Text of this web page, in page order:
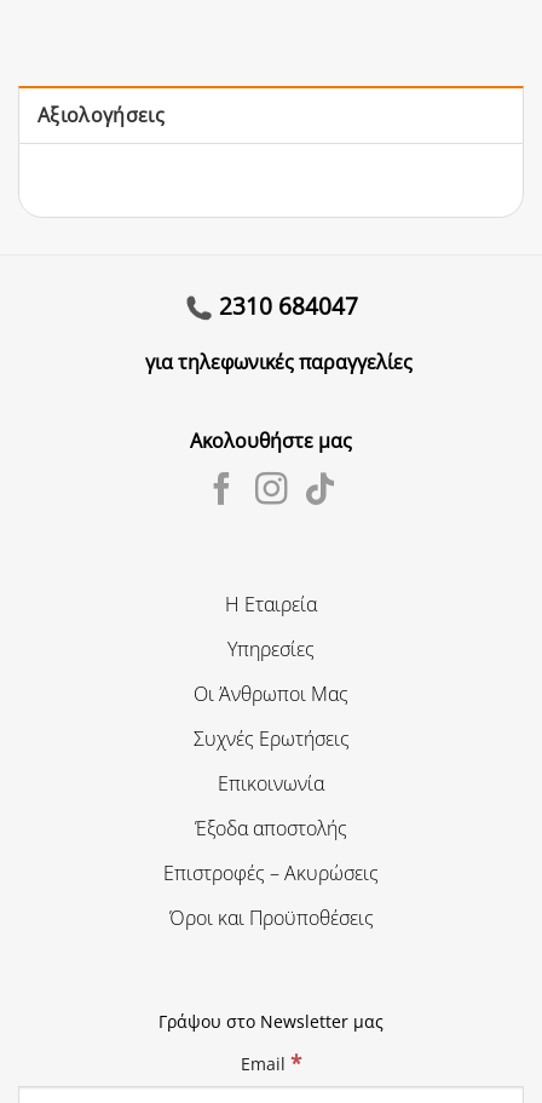
Αξιολογήσεις
2310 684047
για τηλεφωνικές παραγγελίες
Ακολουθήστε μας
Η Εταιρεία
Υπηρεσίες
Οι Άνθρωποι Μας
Συχνές Ερωτήσεις
Επικοινωνία
Έξοδα αποστολής
Επιστροφές – Ακυρώσεις
Όροι και Προϋποθέσεις
Γράψου στο Newsletter μας
Email *